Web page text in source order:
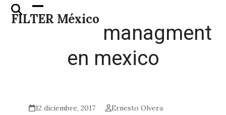
Skip
FILTER México
Open
mobile
Close
mobile
managment
en mexico
12 diciembre, 2017
Ernesto Olvera